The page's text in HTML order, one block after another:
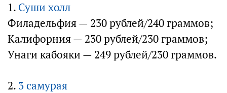
1. Суши холл
Филадельфия — 230 рублей/240 граммов;
Калифорния — 230 рублей/230 граммов;
Унаги кабояки — 249 рублей/230 граммов.
2. 3 самурая